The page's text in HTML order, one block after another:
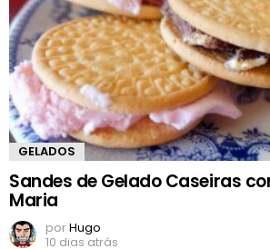
GELADOS
Sandes de Gelado Caseiras
Maria
porHugo
10 dias atrás